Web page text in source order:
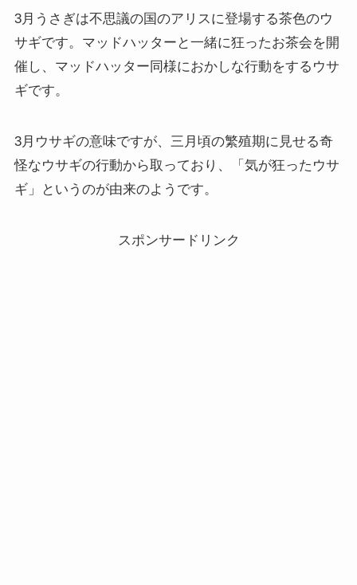
3月うさぎは不思議の国のアリスに登場する茶色のウ
サギです。マッドハッターと一緒に狂ったお茶会を開
催し、マッドハッター同様におかしな行動をするウサ
ギです。
3月ウサギの意味ですが、三月頃の繁殖期に見せる奇
怪なウサギの行動から取っており、「気が狂ったウサ
ギ」というのが由来のようです。
スポンサードリンク